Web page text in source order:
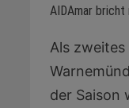
AIDAmar
Als
der Saison